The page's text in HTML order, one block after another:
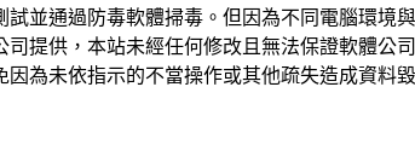
並通過防毒軟體掃毒。但因為不同電腦環
提供，本站未經任何修改且無法保證軟體
為未依指示的不當操作或其他疏失造成資料